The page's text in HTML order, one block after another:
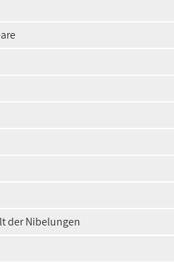
der Nibelungen